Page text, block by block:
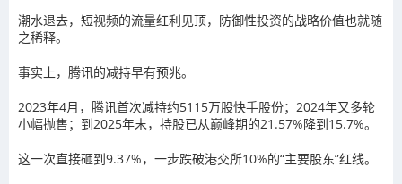
潮水退去，短视频的流量红利见顶，防御性投资的战略价值也就随
之稀释。
事实上，腾讯的减持早有预兆。
2023年4月，腾讯首次减持约5115万股快手股份；2024年又多轮
小幅抛售；到2025年末，持股已从巅峰期的21.57%降到15.7%。
这一次直接砸到9.37%，一步跌破港交所10%的“主要股东”红线。